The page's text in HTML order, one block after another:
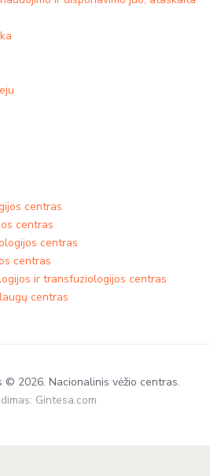
centras
centras
centras​
centras
ir transfuziologijos centras
centras
© 2026. Nacionalinis vėžio centras.
Gintesa.com